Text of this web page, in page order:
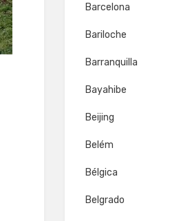
Barcelona
Bariloche
Barranquilla
Bayahibe
Beijing
Belém
Bélgica
Belgrado